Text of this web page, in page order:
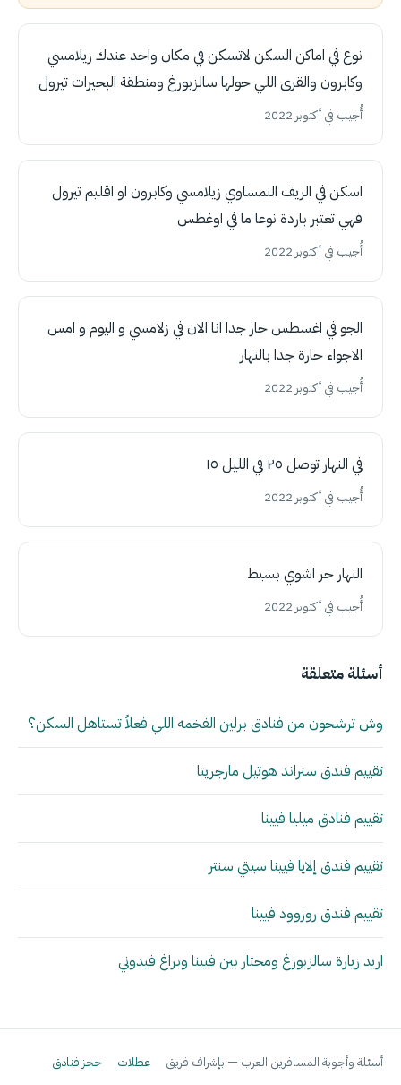
نوع في اماكن السكن لاتسكن في مكان واحد عندك زيلامسي
وكابرون والقرى اللي حولها سالزبورغ ومنطقة البحيرات تيرول
أُجيب في أكتوبر 2022
اسكن في الريف النمساوي زيلامسي وكابرون او اقليم تيرول
فهي تعتبر باردة نوعا ما في اوغطس
أُجيب في أكتوبر 2022
الجو في اغسطس حار جدا انا الان في زلامسي و اليوم و امس
الاجواء حارة جدا بالنهار
أُجيب في أكتوبر 2022
في النهار توصل ٢٥ في الليل ١٥
أُجيب في أكتوبر 2022
النهار حر اشوي بسيط
أُجيب في أكتوبر 2022
أسئلة متعلقة
وش ترشحون من فنادق برلين الفخمه اللي فعلاً تستاهل السكن؟
تقييم فندق ستراند هوتيل مارجريتا
تقييم فنادق ميليا فيينا
تقييم فندق إلايا فيينا سيتي سنتر
تقييم فندق روزوود فيينا
اريد زيارة سالزبورغ ومحتار بين فيينا وبراغ فيدوني
أسئلة وأجوبة المسافرين العرب — بإشراف فريق عطلات حجز فنادق